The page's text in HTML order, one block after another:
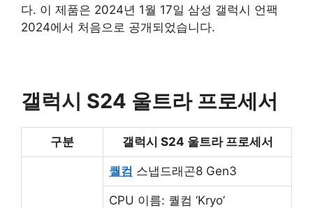
다. 이 제품은 2024년 1월 17일 삼성 갤럭시 언팩
2024에서 처음으로 공개되었습니다.
갤럭시 S24 울트라 프로세서
구분 갤럭시 S24 울트라 프로세서
퀄컴 스냅드래곤8 Gen3
CPU 이름: 퀄컴 ‘Kryo’